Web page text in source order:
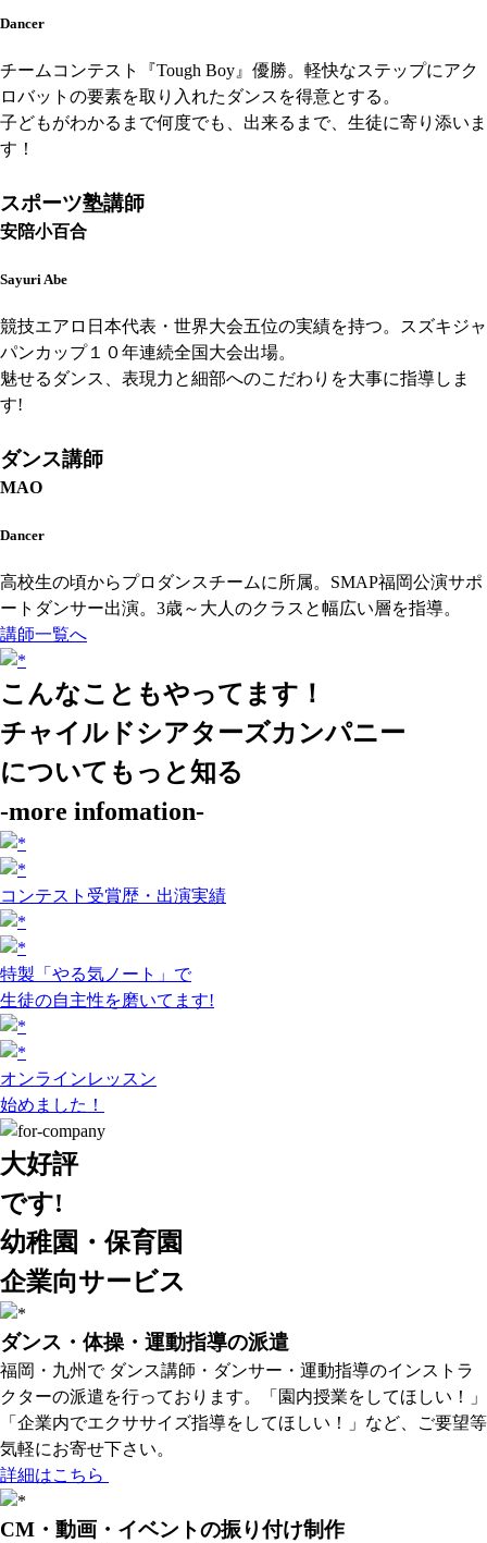
Dancer
チームコンテスト『Tough Boy』優勝。軽快なステップにアク
ロバットの要素を取り入れたダンスを得意とする。
子どもがわかるまで何度でも、出来るまで、生徒に寄り添いま
す！
スポーツ塾講師
安陪小百合
Sayuri Abe
競技エアロ日本代表・世界大会五位の実績を持つ。スズキジャ
パンカップ１０年連続全国大会出場。
魅せるダンス、表現力と細部へのこだわりを大事に指導しま
す!
ダンス講師
MAO
Dancer
高校生の頃からプロダンスチームに所属。SMAP福岡公演サポ
ートダンサー出演。3歳～大人のクラスと幅広い層を指導。
講師一覧へ
こんなこともやってます！
チャイルドシアターズカンパニー
についてもっと知る
-more infomation-
コンテスト受賞歴・出演実績
特製「やる気ノート」で
生徒の自主性を磨いてます!
オンラインレッスン
始めました！
大好評
です!
幼稚園・保育園
企業向サービス
ダンス・体操・運動指導の派遣
福岡・九州で ダンス講師・ダンサー・運動指導のインストラ
クターの派遣を行っております。「園内授業をしてほしい！」
「企業内でエクササイズ指導をしてほしい！」など、ご要望等
気軽にお寄せ下さい。
詳細はこちら
CM・動画・イベントの振り付け制作